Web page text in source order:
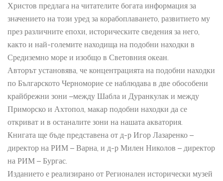
Христов предлага на читателите богата информация за
значението на този уред за корабоплаването, развитието му
през различните епохи, историческите сведения за него,
както и най-големите находища на подобни находки в
Средиземно море и изобщо в Световния океан.
Авторът установява, че концентрацията на подобни находки
по Българското Черноморие се наблюдава в две обособени
крайбрежни зони –между Шабла и Дуранкулак и между
Приморско и Ахтопол, макар подобни находки да се
откриват и в останалите зони на нашата акватория.
Книгата ще бъде представена от д-р Игор Лазаренко –
директор на РИМ – Варна, и д-р Милен Николов – директор
на РИМ – Бургас.
Изданието е реализирано от Регионален исторически музей